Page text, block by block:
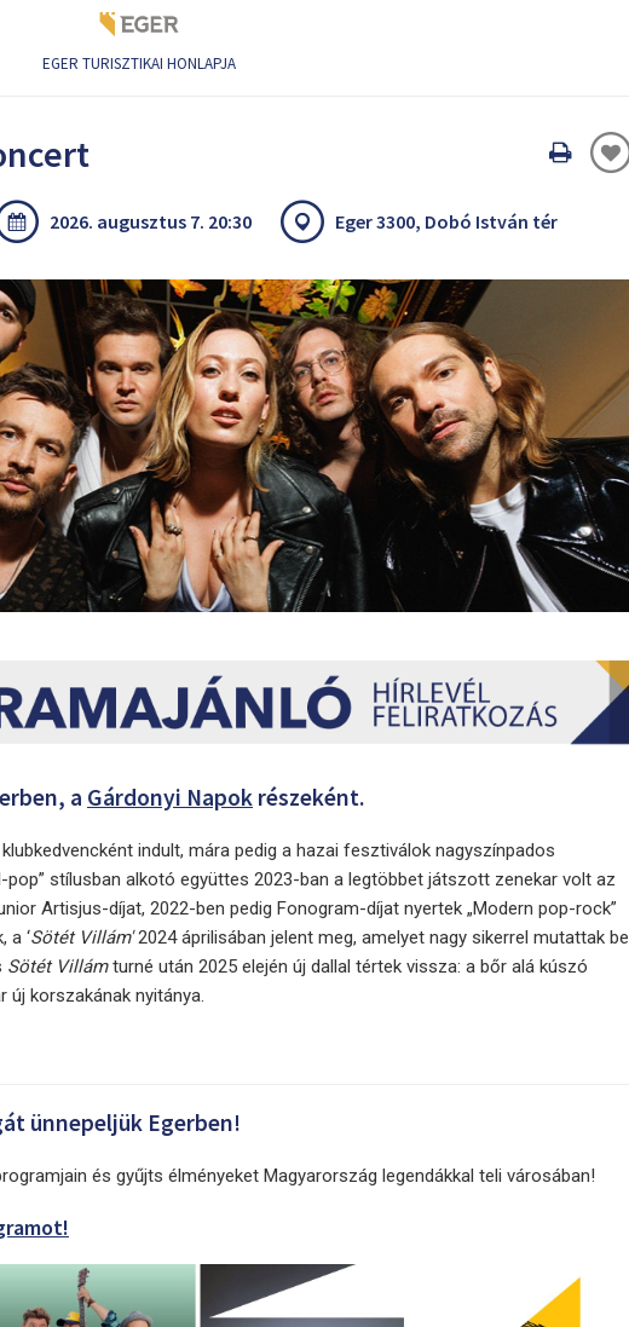
EGER TURISZTIKAI HONLAPJA
Oldal
2026. augusztus 7. 20:30 Eger 3300, Dobó István tér
a Gárdonyi Napok részeként.
indult, mára pedig a hazai fesztiválok nagyszínpados
stílusban alkotó együttes 2023-ban a legtöbbet játszott zenekar volt az
Artisjus-díjat, 2022-ben pedig Fonogram-díjat nyertek „Modern pop-rock”
a ‘Sötét Villám'2024 áprilisában jelent meg, amelyet nagy sikerrel mutattak be
Sötét Villámturné után 2025 elején új dallal tértek vissza: a bőr alá kúszó
új korszakának nyitánya.
ünnepeljük Egerben!
és gyűjts élményeket Magyarország legendákkal teli városában!